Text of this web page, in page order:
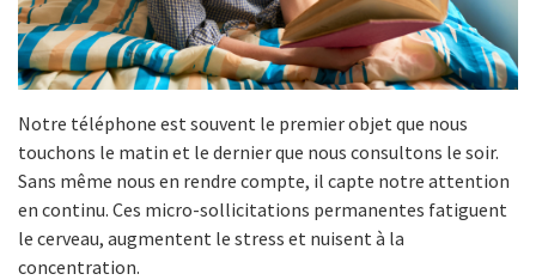
Notre téléphone est souvent le premier objet que nous
touchons le matin et le dernier que nous consultons le soir.
Sans même nous en rendre compte, il capte notre attention
en continu. Ces micro-sollicitations permanentes fatiguent
le cerveau, augmentent le stress et nuisent à la
concentration.